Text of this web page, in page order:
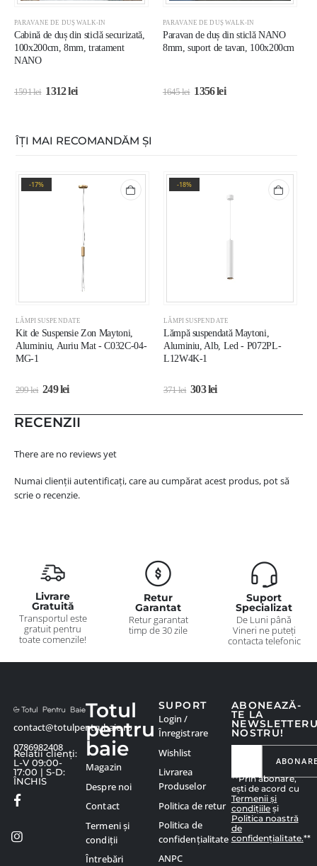
PARAVANE DE DUȘ WALK-IN
Cabină de duș din sticlă securizată,
100x200cm, 8mm, tratament
NANO
1591lei 1312lei
PARAVANE DE DUȘ WALK-IN
Paravan de duș din sticlă NANO
8mm, suport de tavan, 100x200cm
1645lei 1356lei
ÎȚI MAI RECOMANDĂM ȘI
-17%
LĂMPI SUSPENDATE
Kit de Suspensie Zon Maytoni,
Aluminiu, Auriu Mat - C032C-04-
MG-1
299lei 249lei
-18%
LĂMPI SUSPENDATE
Lămpă suspendată Maytoni,
Aluminiu, Alb, Led - P072PL-
L12W4K-1
371lei 303lei
RECENZII
There are no reviews yet
Numai clienții autentificați, care au cumpărat acest produs, pot să
scrie o recenzie.
Livrare
Gratuită
Transportul este
gratuit pentru
toate comenzile!
Retur
Garantat
Retur garantat
timp de 30 zile
Suport
Specializat
De Luni până
Vineri ne puteți
contacta telefonic
contact@totulpentrubaie.ro
0786982408
Relatii clienți:
L-V 09:00-
17:00 | S-D:
ÎNCHIS
ABONEAZĂ-
TE LA
NOSTRU!
**Prin abonare,
ești de acord cu
Termenii și
condițiile și
Politica noastră
de
confidențialitate.**
Totul
pentru
baie
Magazin
Despre noi
Contact
Termeni și
condiții
Întrebări
SUPORT
Login /
Înregistrare
Wishlist
Livrarea
Produselor
Politica de retur
Politica de
confidențialitate
ANPC